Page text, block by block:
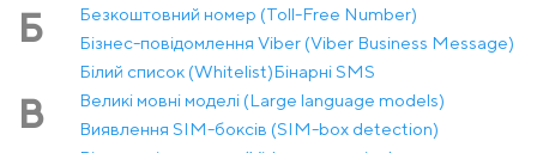
Б
Безкоштовний номер (Toll-Free Number)
Бізнес-повідомлення Viber (Viber Business Message)
Білий список (Whitelist)Бінарні SMS
В
Великі мовні моделі (Large language models)
Виявлення SIM-боксів (SIM-box detection)